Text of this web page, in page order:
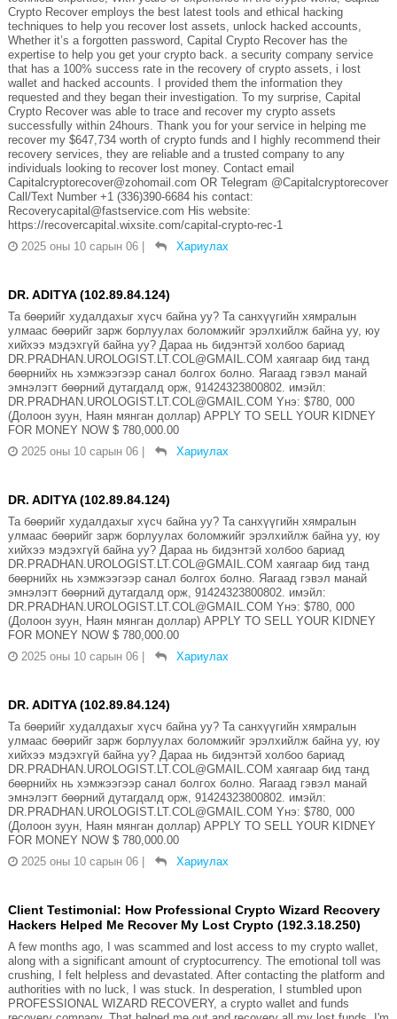
Crypto Recover employs the best latest tools and ethical hacking
techniques to help you recover lost assets, unlock hacked accounts,
Whether it’s a forgotten password, Capital Crypto Recover has the
expertise to help you get your crypto back. a security company service
that has a 100% success rate in the recovery of crypto assets, i lost
wallet and hacked accounts. I provided them the information they
requested and they began their investigation. To my surprise, Capital
Crypto Recover was able to trace and recover my crypto assets
successfully within 24hours. Thank you for your service in helping me
recover my $647,734 worth of crypto funds and I highly recommend their
recovery services, they are reliable and a trusted company to any
individuals looking to recover lost money. Contact email
Capitalcryptorecover@zohomail.com OR Telegram @Capitalcryptorecover
Call/Text Number +1 (336)390-6684 his contact:
Recoverycapital@fastservice.com His website:
https://recovercapital.wixsite.com/capital-crypto-rec-1
2025 оны 10 сарын 06
Хариулах
DR. ADITYA (102.89.84.124)
Та бөөрийг худалдахыг хүсч байна уу? Та санхүүгийн хямралын
улмаас бөөрийг зарж борлуулах боломжийг эрэлхийлж байна уу, юу
хийхээ мэдэхгүй байна уу? Дараа нь бидэнтэй холбоо бариад
DR.PRADHAN.UROLOGIST.LT.COL@GMAIL.COM хаягаар бид танд
бөөрнийх нь хэмжээгээр санал болгох болно. Яагаад гэвэл манай
эмнэлэгт бөөрний дутагдалд орж, 91424323800802. имэйл:
DR.PRADHAN.UROLOGIST.LT.COL@GMAIL.COM Yнэ: $780, 000
(Долоон зуун, Наян мянган доллар) APPLY TO SELL YOUR KIDNEY
FOR MONEY NOW $ 780,000.00
2025 оны 10 сарын 06
Хариулах
DR. ADITYA (102.89.84.124)
Та бөөрийг худалдахыг хүсч байна уу? Та санхүүгийн хямралын
улмаас бөөрийг зарж борлуулах боломжийг эрэлхийлж байна уу, юу
хийхээ мэдэхгүй байна уу? Дараа нь бидэнтэй холбоо бариад
DR.PRADHAN.UROLOGIST.LT.COL@GMAIL.COM хаягаар бид танд
бөөрнийх нь хэмжээгээр санал болгох болно. Яагаад гэвэл манай
эмнэлэгт бөөрний дутагдалд орж, 91424323800802. имэйл:
DR.PRADHAN.UROLOGIST.LT.COL@GMAIL.COM Yнэ: $780, 000
(Долоон зуун, Наян мянган доллар) APPLY TO SELL YOUR KIDNEY
FOR MONEY NOW $ 780,000.00
2025 оны 10 сарын 06
Хариулах
DR. ADITYA (102.89.84.124)
Та бөөрийг худалдахыг хүсч байна уу? Та санхүүгийн хямралын
улмаас бөөрийг зарж борлуулах боломжийг эрэлхийлж байна уу, юу
хийхээ мэдэхгүй байна уу? Дараа нь бидэнтэй холбоо бариад
DR.PRADHAN.UROLOGIST.LT.COL@GMAIL.COM хаягаар бид танд
бөөрнийх нь хэмжээгээр санал болгох болно. Яагаад гэвэл манай
эмнэлэгт бөөрний дутагдалд орж, 91424323800802. имэйл:
DR.PRADHAN.UROLOGIST.LT.COL@GMAIL.COM Yнэ: $780, 000
(Долоон зуун, Наян мянган доллар) APPLY TO SELL YOUR KIDNEY
FOR MONEY NOW $ 780,000.00
2025 оны 10 сарын 06
Хариулах
Client Testimonial: How Professional Crypto Wizard Recovery
Hackers Helped Me Recover My Lost Crypto (192.3.18.250)
A few months ago, I was scammed and lost access to my crypto wallet,
along with a significant amount of cryptocurrency. The emotional toll was
crushing, I felt helpless and devastated. After contacting the platform and
authorities with no luck, I was stuck. In desperation, I stumbled upon
PROFESSIONAL WIZARD RECOVERY, a crypto wallet and funds